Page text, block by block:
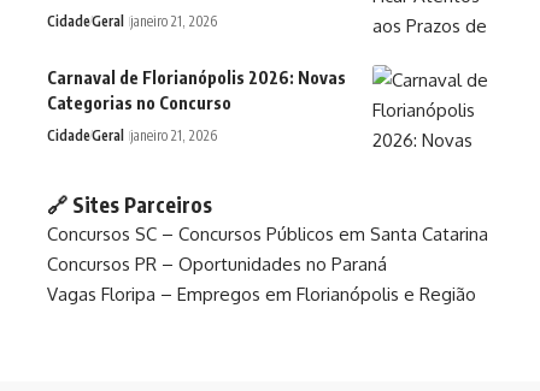
CidadeGeral janeiro 21, 2026
Carnaval de Florianópolis 2026: Novas
Categorias no Concurso
CidadeGeral janeiro 21, 2026
🔗 Sites Parceiros
Concursos SC – Concursos Públicos em Santa Catarina
Concursos PR – Oportunidades no Paraná
Vagas Floripa – Empregos em Florianópolis e Região